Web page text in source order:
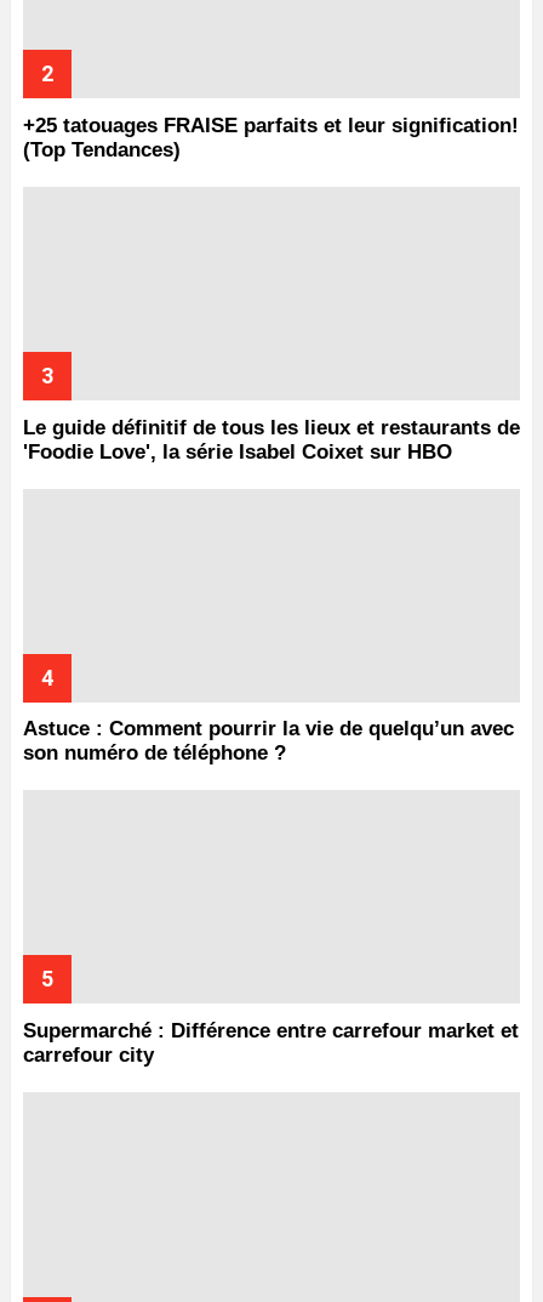
+25 tatouages ​​FRAISE parfaits et leur signification!
(Top Tendances)
Le guide définitif de tous les lieux et restaurants de
'Foodie Love', la série Isabel Coixet sur HBO
Astuce : Comment pourrir la vie de quelqu’un avec
son numéro de téléphone ?
Supermarché : Différence entre carrefour market et
carrefour city